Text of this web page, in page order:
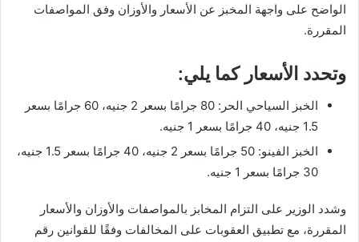
الواضح على واجهة المخبز عن الأسعار والأوزان وفق المواصفات
المقررة.
وتحدد الأسعار كما يلي:
الخبز السياحي الحر: 80 جرامًا بسعر 2 جنيه، 60 جرامًا بسعر
1.5 جنيه، 40 جرامًا بسعر 1 جنيه.
الخبز الفينو: 50 جرامًا بسعر 2 جنيه، 40 جرامًا بسعر 1.5 جنيه،
30 جرامًا بسعر 1 جنيه.
وشدد الوزير على التزام المخابز بالمواصفات والأوزان والأسعار
المقررة، مع تطبيق العقوبات على المخالفات وفقًا للقوانين رقم